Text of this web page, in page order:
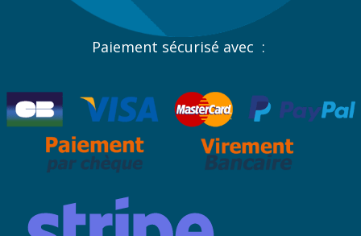
Paiement sécurisé avec :